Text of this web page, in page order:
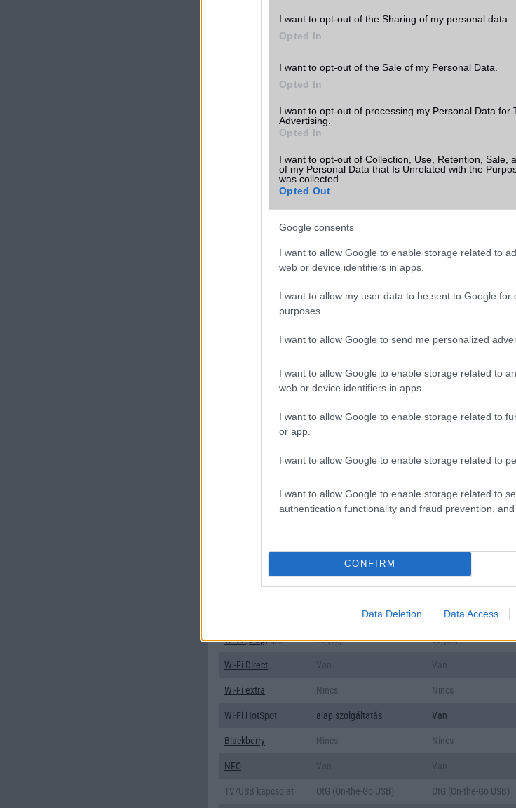
I want to opt-out of the Sharing of my personal data.
Opted In
I want to opt-out of the Sale of my Personal Data.
Opted In
I want to opt-out of processing my Personal Data for
Advertising.
Opted In
I want to opt-out of Collection, Use, Retention, Sale,
of my Personal Data that Is Unrelated with the
was collected.
Opted Out
Google consents
I want to allow Google to enable storage related to
web or device identifiers in apps.
I want to allow my user data to be sent to Google for
purposes.
I want to allow Google to send me personalized
I want to allow Google to enable storage related to
web or device identifiers in apps.
I want to allow Google to enable storage related to
or app.
I want to allow Google to enable storage related to
I want to allow Google to enable storage related to
authentication functionality and fraud prevention,
CONFIRM
Data Deletion Data Access
alap szolgáltatás alap szolgáltatás
3x 4x
felbontás (több
kamera esetén)
50 Mpixel
Video lejátszás 4K UHD lejátszó 4K UHD lejátszó
MEMÓRIA ÉS TÁRHELY
Telefonkönyv db dinamikus dinamikus
128
T-Flash/microSD T-Flash/microSD
Van Van
5HTML
push eMail push eMail
Bluetooth v5,x v5,x
A2DP
Wi-Fi (alap)g/b v6 (ax) v6 (ax)
Wi-Fi Direct Van Van
Wi-Fi extra Nincs Nincs
Wi-Fi HotSpot alap szolgáltatás Van
Blackberry Nincs Nincs
NFC
TV/USB kapcsolat OtG (On-the-Go USB) OtG (On-the-Go USB)